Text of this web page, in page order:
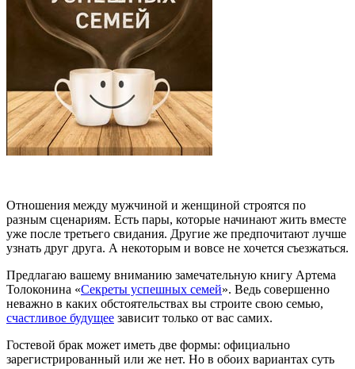
Отношения между мужчиной и женщиной строятся по
разным сценариям. Есть пары, которые начинают жить вместе
уже после третьего свидания. Другие же предпочитают лучше
узнать друг друга. А некоторым и вовсе не хочется съезжаться.
Предлагаю вашему вниманию замечательную книгу Артема
Толоконина «Секреты успешных семей». Ведь совершенно
неважно в каких обстоятельствах вы строите свою семью,
счастливое будущее зависит только от вас самих.
Гостевой брак может иметь две формы: официально
зарегистрированный или же нет. Но в обоих вариантах суть